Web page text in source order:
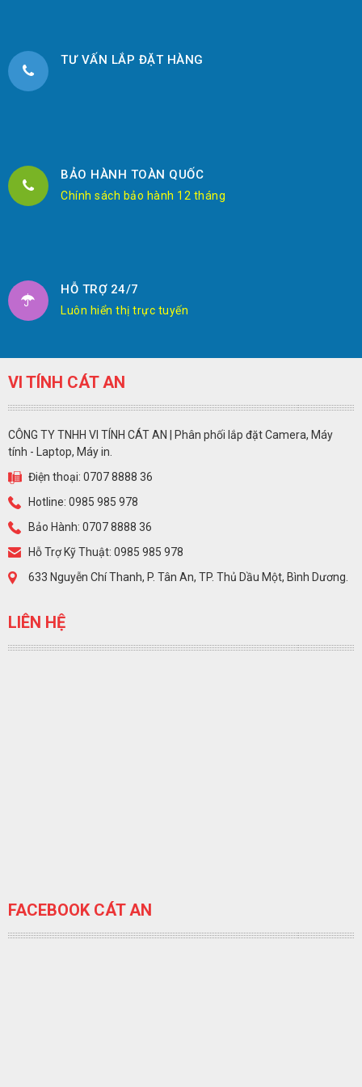
TƯ VẤN LẮP ĐẶT HÀNG
BẢO HÀNH TOÀN QUỐC
Chính sách bảo hành 12 tháng
HỖ TRỢ 24/7
Luôn hiển thị trực tuyến
VI TÍNH CÁT AN
CÔNG TY TNHH VI TÍNH CÁT AN | Phân phối lắp đặt Camera, Máy
tính - Laptop, Máy in.
Điện thoại: 0707 8888 36
Hotline: 0985 985 978
Bảo Hành: 0707 8888 36
Hỗ Trợ Kỹ Thuật: 0985 985 978
633 Nguyễn Chí Thanh, P. Tân An, TP. Thủ Dầu Một, Bình Dương.
LIÊN HỆ
FACEBOOK CÁT AN